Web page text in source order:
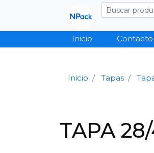
Inicio Contacto
Inicio Tapas
TAPA